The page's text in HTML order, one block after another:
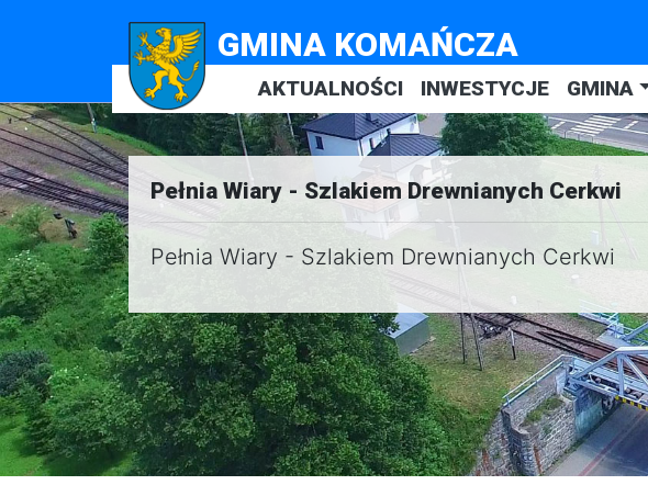
GMINA KOMAŃCZA
AKTUALNOŚCI INWESTYCJE GMINA
Pełnia Wiary - Szlakiem Drewnianych Cerkwi
Pełnia Wiary - Szlakiem Drewnianych Cerkwi